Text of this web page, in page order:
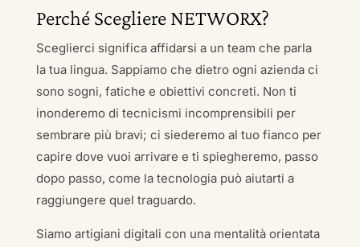
Perché Scegliere NETWORX?
Sceglierci significa affidarsi a un team che parla
la tua lingua. Sappiamo che dietro ogni azienda ci
sono sogni, fatiche e obiettivi concreti. Non ti
inonderemo di tecnicismi incomprensibili per
sembrare più bravi; ci siederemo al tuo fianco per
capire dove vuoi arrivare e ti spiegheremo, passo
dopo passo, come la tecnologia può aiutarti a
raggiungere quel traguardo.
Siamo artigiani digitali con una mentalità orientata